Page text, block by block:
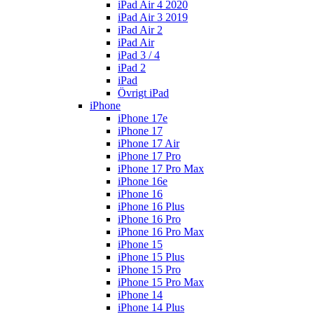
iPad Air 4 2020
iPad Air 3 2019
iPad Air 2
iPad Air
iPad 3 / 4
iPad 2
iPad
Övrigt iPad
iPhone
iPhone 17e
iPhone 17
iPhone 17 Air
iPhone 17 Pro
iPhone 17 Pro Max
iPhone 16e
iPhone 16
iPhone 16 Plus
iPhone 16 Pro
iPhone 16 Pro Max
iPhone 15
iPhone 15 Plus
iPhone 15 Pro
iPhone 15 Pro Max
iPhone 14
iPhone 14 Plus